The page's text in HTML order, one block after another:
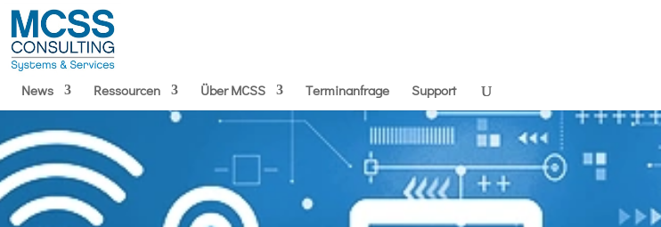
News Ressourcen Über MCSS Terminanfrage Support